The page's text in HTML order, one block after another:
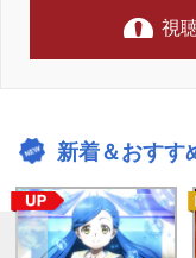
視
新着＆おすす